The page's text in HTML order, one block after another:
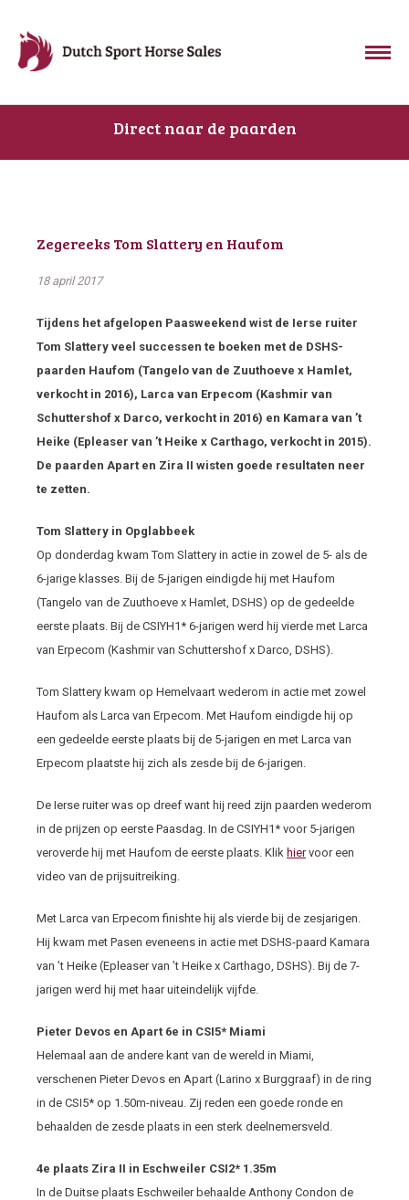
Direct naar de paarden
Zegereeks Tom Slattery en Haufom
18 april 2017
Tijdens het afgelopen Paasweekend wist de Ierse ruiter
Tom Slattery veel successen te boeken met de DSHS-
paarden Haufom (Tangelo van de Zuuthoeve x Hamlet,
verkocht in 2016), Larca van Erpecom (Kashmir van
Schuttershof x Darco, verkocht in 2016) en Kamara van ’t
Heike (Epleaser van ’t Heike x Carthago, verkocht in 2015).
De paarden Apart en Zira II wisten goede resultaten neer
te zetten.
Tom Slattery in Opglabbeek
Op donderdag kwam Tom Slattery in actie in zowel de 5- als de
6-jarige klasses. Bij de 5-jarigen eindigde hij met Haufom
(Tangelo van de Zuuthoeve x Hamlet, DSHS) op de gedeelde
eerste plaats. Bij de CSIYH1* 6-jarigen werd hij vierde met Larca
van Erpecom (Kashmir van Schuttershof x Darco, DSHS).
Tom Slattery kwam op Hemelvaart wederom in actie met zowel
Haufom als Larca van Erpecom. Met Haufom eindigde hij op
een gedeelde eerste plaats bij de 5-jarigen en met Larca van
Erpecom plaatste hij zich als zesde bij de 6-jarigen.
De Ierse ruiter was op dreef want hij reed zijn paarden wederom
in de prijzen op eerste Paasdag. In de CSIYH1* voor 5-jarigen
veroverde hij met Haufom de eerste plaats. Klik hiervoor een
video van de prijsuitreiking.
Met Larca van Erpecom finishte hij als vierde bij de zesjarigen.
Hij kwam met Pasen eveneens in actie met DSHS-paard Kamara
van ’t Heike (Epleaser van ’t Heike x Carthago, DSHS). Bij de 7-
jarigen werd hij met haar uiteindelijk vijfde.
Pieter Devos en Apart 6e in CSI5* Miami
Helemaal aan de andere kant van de wereld in Miami,
verschenen Pieter Devos en Apart (Larino x Burggraaf) in de ring
in de CSI5* op 1.50m-niveau. Zij reden een goede ronde en
behaalden de zesde plaats in een sterk deelnemersveld.
4e plaats Zira II in Eschweiler CSI2* 1.35m
In de Duitse plaats Eschweiler behaalde Anthony Condon de